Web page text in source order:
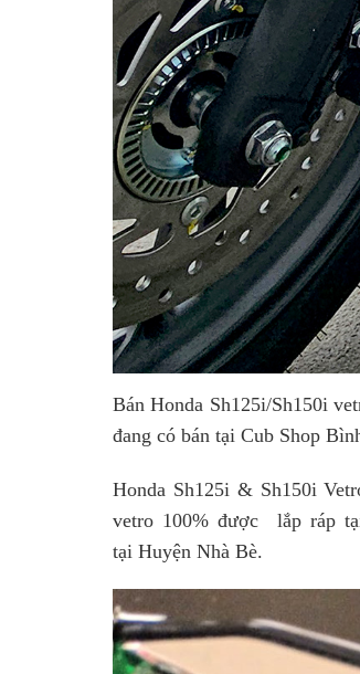
Bán Honda Sh125i/Sh150i
đang có bán tại Cub Shop
Honda Sh125i & Sh150i
vetro 100% được lắp ráp
tại Huyện Nhà Bè.